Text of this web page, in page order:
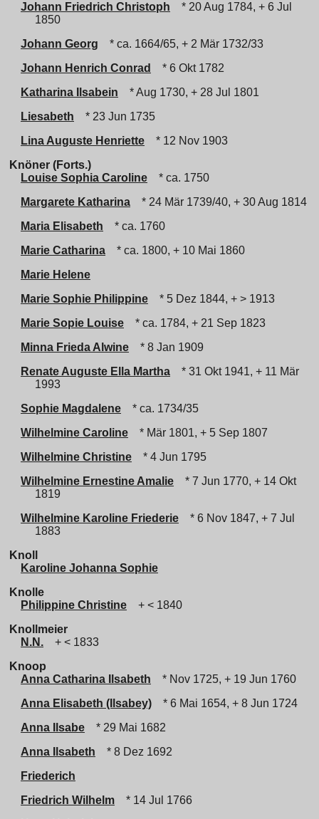
Johann Friedrich Christoph
* 20 Aug 1784, + 6 Jul
1850
Johann Georg
* ca. 1664/65, + 2 Mär 1732/33
Johann Henrich Conrad
* 6 Okt 1782
Katharina Ilsabein
* Aug 1730, + 28 Jul 1801
Liesabeth
* 23 Jun 1735
Lina Auguste Henriette
* 12 Nov 1903
Knöner (Forts.)
Louise Sophia Caroline
* ca. 1750
Margarete Katharina
* 24 Mär 1739/40, + 30 Aug 1814
Maria Elisabeth
* ca. 1760
Marie Catharina
* ca. 1800, + 10 Mai 1860
Marie Helene
Marie Sophie Philippine
* 5 Dez 1844, + > 1913
Marie Sopie Louise
* ca. 1784, + 21 Sep 1823
Minna Frieda Alwine
* 8 Jan 1909
Renate Auguste Ella Martha
* 31 Okt 1941, + 11 Mär
1993
Sophie Magdalene
* ca. 1734/35
Wilhelmine Caroline
* Mär 1801, + 5 Sep 1807
Wilhelmine Christine
* 4 Jun 1795
Wilhelmine Ernestine Amalie
* 7 Jun 1770, + 14 Okt
1819
Wilhelmine Karoline Friederie
* 6 Nov 1847, + 7 Jul
1883
Knoll
Karoline Johanna Sophie
Knolle
Philippine Christine
+ < 1840
Knollmeier
N.N.
+ < 1833
Knoop
Anna Catharina Ilsabeth
* Nov 1725, + 19 Jun 1760
Anna Elisabeth (Ilsabey)
* 6 Mai 1654, + 8 Jun 1724
Anna Ilsabe
* 29 Mai 1682
Anna Ilsabeth
* 8 Dez 1692
Friederich
Friedrich Wilhelm
* 14 Jul 1766